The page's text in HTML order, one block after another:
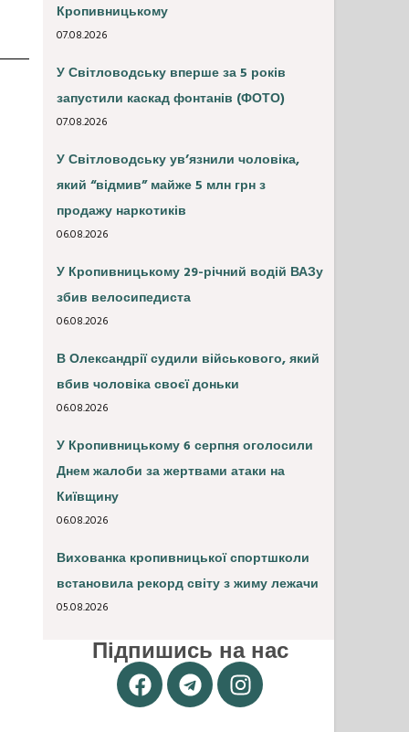
Кропивницькому
07.08.2026
У Світловодську вперше за 5 років
запустили каскад фонтанів (ФОТО)
07.08.2026
У Світловодську ув’язнили чоловіка,
який “відмив” майже 5 млн грн з
продажу наркотиків
06.08.2026
У Кропивницькому 29-річний водій ВАЗу
збив велосипедиста
06.08.2026
В Олександрії судили військового, який
вбив чоловіка своєї доньки
06.08.2026
У Кропивницькому 6 серпня оголосили
Днем жалоби за жертвами атаки на
Київщину
06.08.2026
Вихованка кропивницької спортшколи
встановила рекорд світу з жиму лежачи
05.08.2026
Підпишись на нас